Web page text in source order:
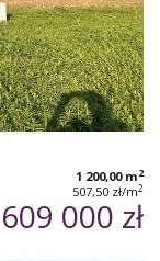
1 200,00 m2
507,50 zł/m2
609 000 zł